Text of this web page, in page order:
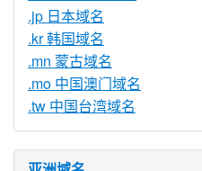
.jp 日本域名
.kr 韩国域名
.mn 蒙古域名
.mo 中国澳门域名
.tw 中国台湾域名